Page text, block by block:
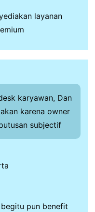
layanan
karyawan, Dan
karena owner
subjectif
pun benefit